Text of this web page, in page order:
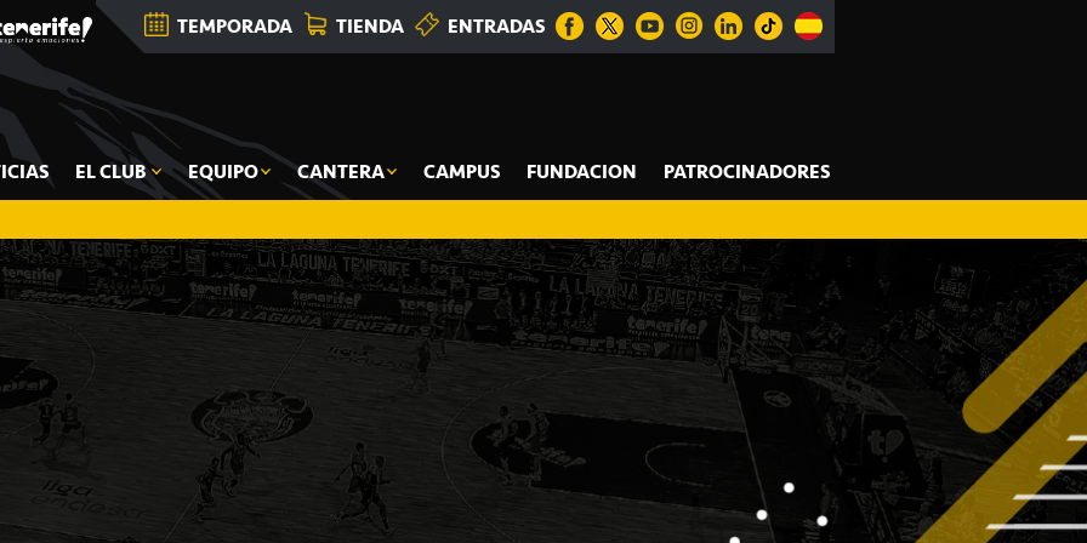
TEMPORADA TIENDA ENTRADAS
EL CLUB EQUIPO CANTERA CAMPUS FUNDACION PATROCINADORES